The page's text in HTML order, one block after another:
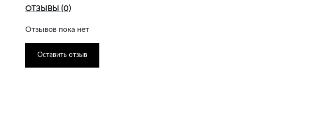
ОТЗЫВЫ (0)
Отзывов пока нет
Оставить отзыв